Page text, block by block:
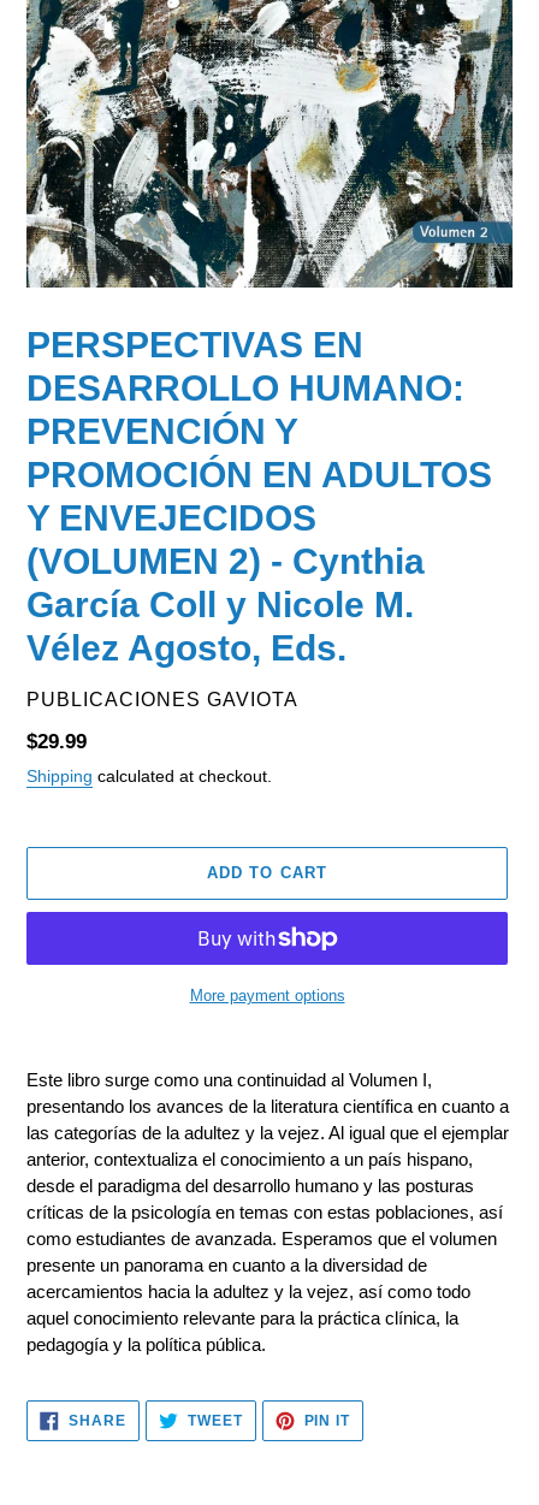
PERSPECTIVAS EN
DESARROLLO HUMANO:
PREVENCIÓN Y
PROMOCIÓN EN ADULTOS
Y ENVEJECIDOS
(VOLUMEN 2) - Cynthia
García Coll y Nicole M.
Vélez Agosto, Eds.
VENDOR
PUBLICACIONES GAVIOTA
Regular
price
$29.99
Shipping calculated at checkout.
ADD TO CART
More payment options
to
your
cart
Este libro surge como una continuidad al Volumen I,
presentando los avances de la literatura científica en cuanto a
las categorías de la adultez y la vejez. Al igual que el ejemplar
anterior, contextualiza el conocimiento a un país hispano,
desde el paradigma del desarrollo humano y las posturas
críticas de la psicología en temas con estas poblaciones, así
como estudiantes de avanzada. Esperamos que el volumen
presente un panorama en cuanto a la diversidad de
acercamientos hacia la adultez y la vejez, así como todo
aquel conocimiento relevante para la práctica clínica, la
pedagogía y la política pública.
SHARESHARE
FACEBOOK
TWEETTWEET
TWITTER
PIN ITPIN
PINTEREST